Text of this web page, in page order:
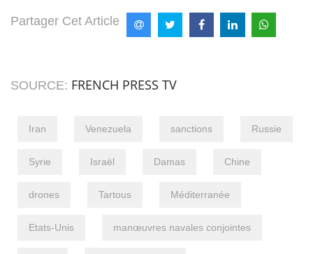
Partager Cet Article
SOURCE: FRENCH PRESS TV
Iran Venezuela sanctions Russie
Syrie Israël Damas Chine
drones Tartous Méditerranée
Etats-Unis manœuvres navales conjointes